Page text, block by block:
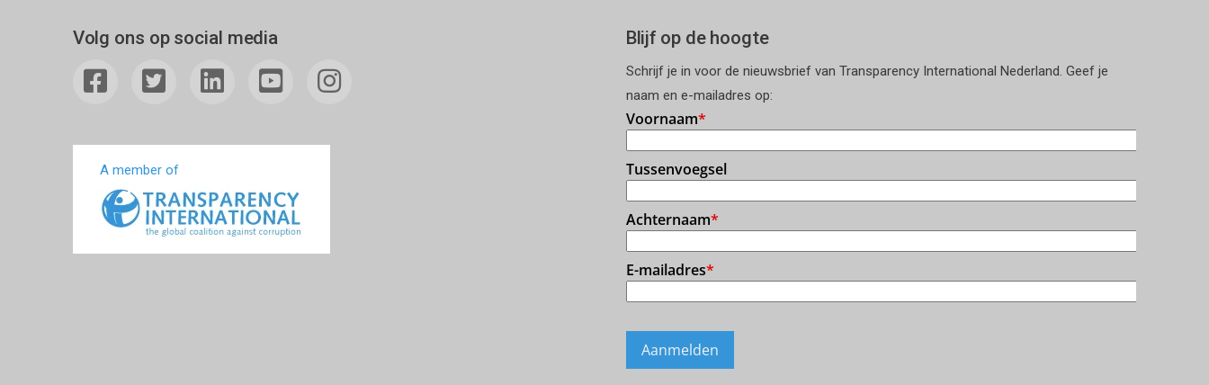
Volg ons op social media
A member of
Blijf op de hoogte
Schrijf je in voor de nieuwsbrief van Transparency International Nederland. Geef je
naam en e-mailadres op: